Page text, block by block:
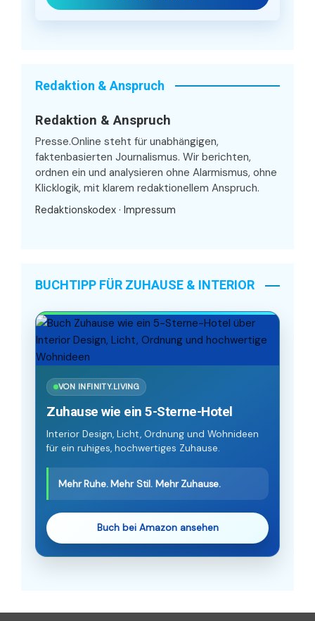
Redaktion & Anspruch
Redaktion & Anspruch
Presse.Online steht für unabhängigen,
faktenbasierten Journalismus. Wir berichten,
ordnen ein und analysieren ohne Alarmismus, ohne
Klicklogik, mit klarem redaktionellem Anspruch.
Redaktionskodex · Impressum
BUCHTIPP FÜR ZUHAUSE & INTERIOR
VON INFINITY.LIVING
Zuhause wie ein 5-Sterne-Hotel
Interior Design, Licht, Ordnung und Wohnideen
für ein ruhiges, hochwertiges Zuhause.
Mehr Ruhe. Mehr Stil. Mehr Zuhause.
Buch bei Amazon ansehen